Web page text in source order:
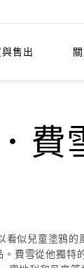
售出
費
似兒童塗鴉
費雪從他獨